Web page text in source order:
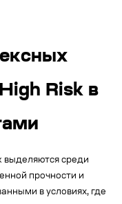
Risk в
выделяются среди
прочности и
в условиях, где